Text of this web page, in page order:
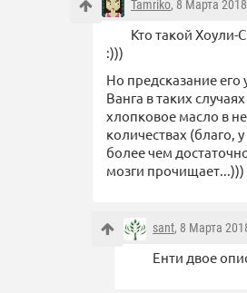
Tamriko, 8 Марта
Кто такой Хоули-
:)))
Но предсказание
Ванга в таких
хлопковое масло в
количествах (благо,
более чем
мозги прочищает...)))
sant, 8 Марта
Енти двое